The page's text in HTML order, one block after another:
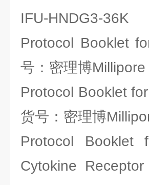
IFU-HNDG3-36K
Protocol Booklet
号：密理博
Protocol Booklet
货号：密理博
Protocol Booklet
Cytokine